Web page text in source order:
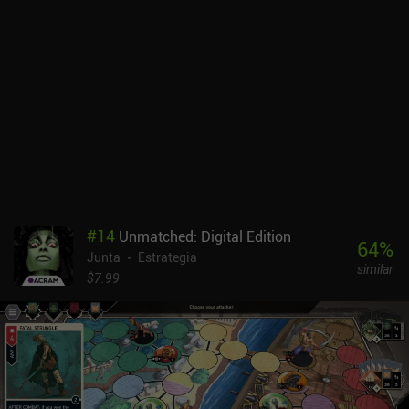
completo si elegimos un camino de desarrollo incorrecto. Los
controles también son algo insensibles, y el juego tiene un
rendimiento pobre, con un alto consumo de batería. Hundred Days
es un juego premium de 5,99 dólares sin anuncios ni iAP. A pesar
de sus defectos, es un simulador de elaboración de vino de gran
calidad perfecto para los amantes de los juegos de estrategia
tranquilos.
#14 Unmatched: Digital Edition
Junta
Estrategia
$7.99
64%
similar